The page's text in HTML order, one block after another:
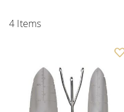
4 Items